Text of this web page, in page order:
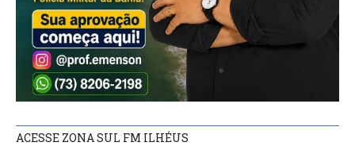
ACESSE ZONA SUL FM ILHÉUS